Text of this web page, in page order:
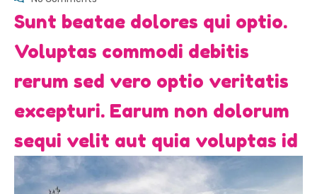
Sunt beatae dolores qui optio.
Voluptas commodi debitis
rerum sed vero optio veritatis
excepturi. Earum non dolorum
sequi velit aut quia voluptas id